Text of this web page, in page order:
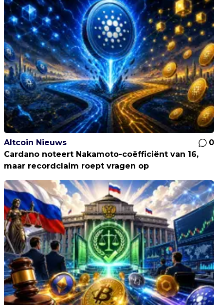
Altcoin Nieuws
0
Cardano noteert Nakamoto-coëfficiënt van 16,
maar recordclaim roept vragen op